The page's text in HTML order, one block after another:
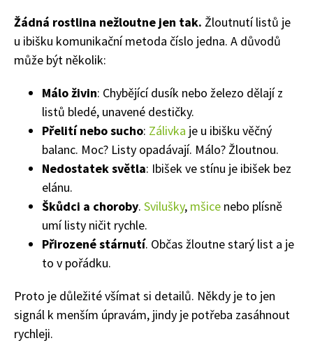
Žádná rostlina nežloutne jen tak. Žloutnutí listů je
u ibišku komunikační metoda číslo jedna. A důvodů
může být několik:
Málo živin: Chybějící dusík nebo železo dělají z
listů bledé, unavené destičky.
Přelití nebo sucho: Zálivka je u ibišku věčný
balanc. Moc? Listy opadávají. Málo? Žloutnou.
Nedostatek světla: Ibišek ve stínu je ibišek bez
elánu.
Škůdci a choroby. Svilušky, mšice nebo plísně
umí listy ničit rychle.
Přirozené stárnutí. Občas žloutne starý list a je
to v pořádku.
Proto je důležité všímat si detailů. Někdy je to jen
signál k menším úpravám, jindy je potřeba zasáhnout
rychleji.